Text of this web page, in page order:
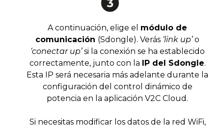
A continuación, elige el módulo de
comunicación (Sdongle). Verás ‘link up’o
‘conectar up’si la conexión se ha establecido
correctamente, junto con la IP del Sdongle.
Esta IP será necesaria más adelante durante la
configuración del control dinámico de
potencia en la aplicación V2C Cloud.
Si necesitas modificar los datos de la red WiFi,